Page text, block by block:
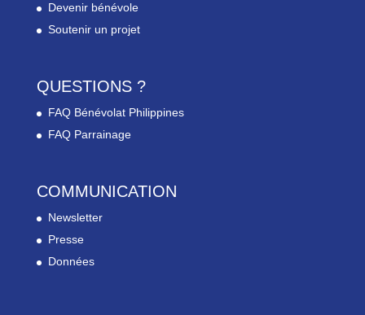
Devenir bénévole
Soutenir un projet
QUESTIONS ?
FAQ Bénévolat Philippines
FAQ Parrainage
COMMUNICATION
Newsletter
Presse
Données